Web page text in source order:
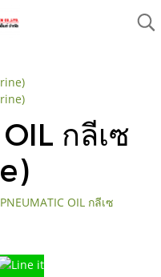
กลีเซ
PNEUMATIC OIL กลีเซ